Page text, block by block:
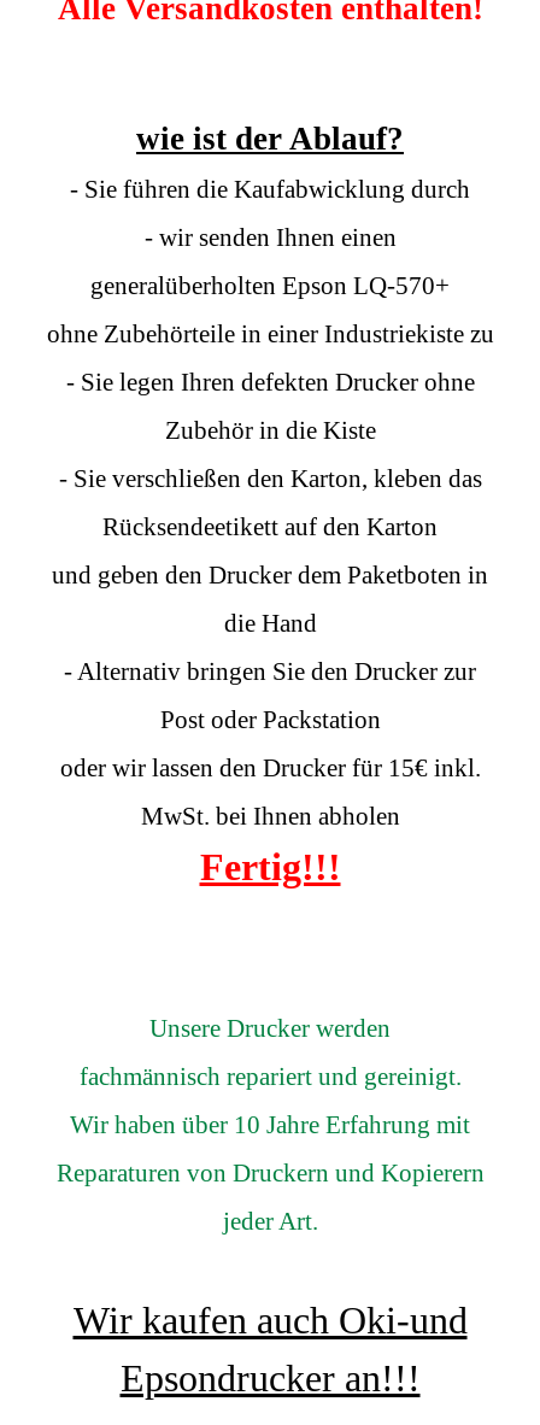
Alle Versandkosten enthalten!
wie ist der Ablauf?
- Sie führen die Kaufabwicklung durch
- wir senden Ihnen einen
generalüberholten Epson LQ-570+
ohne Zubehörteile in einer Industriekiste zu
- Sie legen Ihren defekten Drucker ohne
Zubehör in die Kiste
- Sie verschließen den Karton, kleben das
Rücksendeetikett auf den Karton
und geben den Drucker dem Paketboten in
die Hand
- Alternativ bringen Sie den Drucker zur
Post oder Packstation
oder wir lassen den Drucker für 15€ inkl.
MwSt. bei Ihnen abholen
Fertig!!!
Unsere Drucker werden
fachmännisch repariert und gereinigt.
Wir haben über 10 Jahre Erfahrung mit
Reparaturen von Druckern und Kopierern
jeder Art.
Wir kaufen auch Oki-und
Epsondrucker an!!!